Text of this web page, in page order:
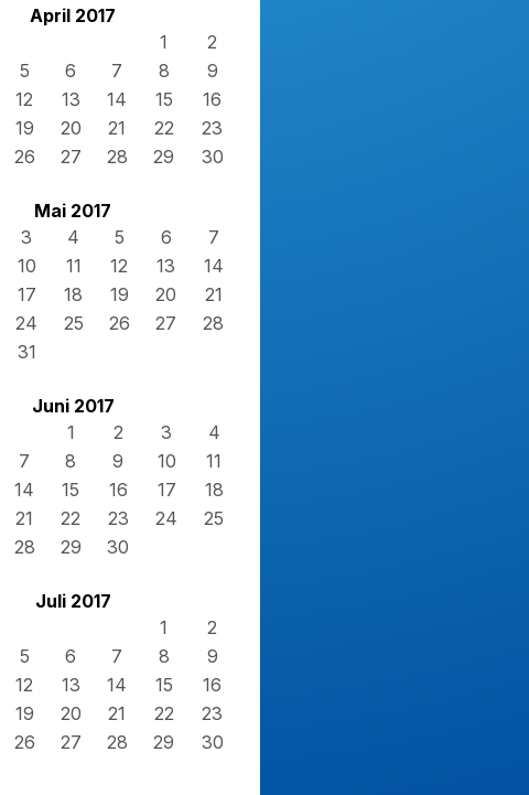
April 2017
1
2
5 6 7 8
9
12 13 14 15
16
19 20 21 22
23
26 27 28 29 30
Mai 2017
3 4 5 6
7
10 11 12 13
14
17 18 19 20
21
24 25 26 27
28
31
Juni 2017
1
2 3
4
7 8 9 10
11
14 15 16 17
18
21 22 23 24
25
28 29 30
Juli 2017
1
2
5 6 7 8
9
12 13 14 15
16
19 20 21 22
23
26 27 28 29
30